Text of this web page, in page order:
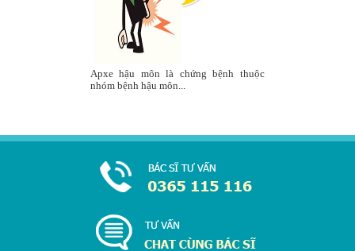
Apxe hậu môn là chứng bệnh thuộc
nhóm bệnh hậu môn...